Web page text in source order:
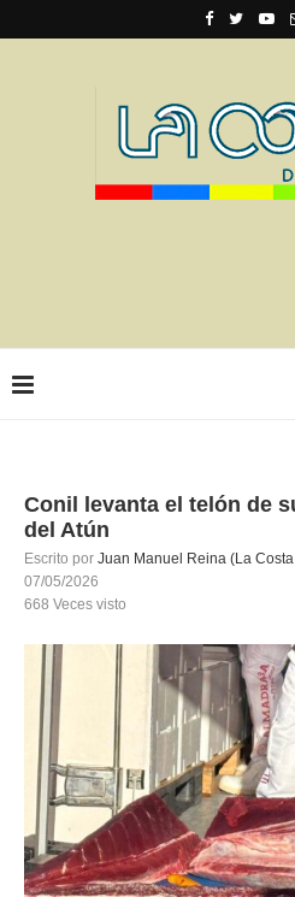
Conil levanta el telón de
del Atún
Escrito por Juan Manuel Reina (La
07/05/2026
668 Veces visto